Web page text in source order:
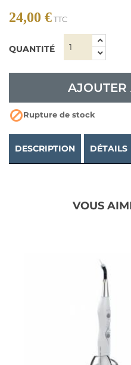
24,00 €TTC
QUANTITÉ
AJOUTER
Rupture de stock
DESCRIPTION DÉTAILS
VOUS